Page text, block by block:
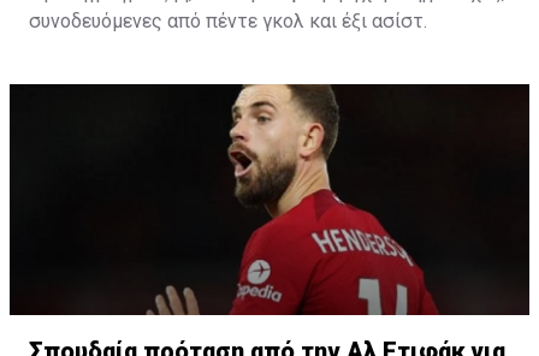
συνοδευόμενες από πέντε γκολ και έξι ασίστ.